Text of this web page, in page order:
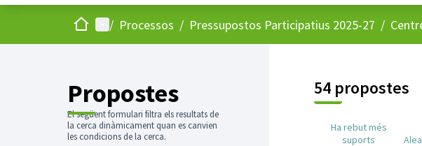
Inici Menú principal
/ Processos / Pressupostos Participatius 2025-27 /
Propostes
El següent formulari filtra els resultats de
la cerca dinàmicament quan es canvien
les condicions de la cerca.
54 propostes
Ha rebut més
suports